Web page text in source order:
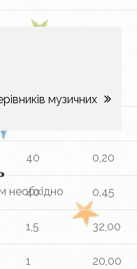
40 0,20
40 0,45
1,5 32,00
1 20,00
музичних
необхідно